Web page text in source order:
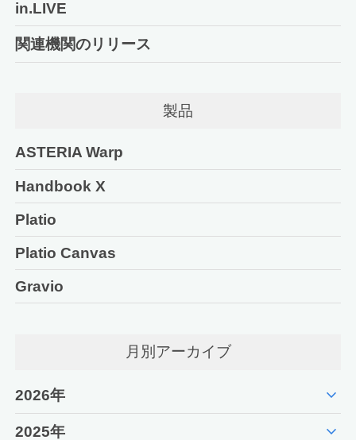
in.LIVE
関連機関のリリース
製品
ASTERIA Warp
Handbook X
Platio
Platio Canvas
Gravio
月別アーカイブ
2026年 expand_more
2025年 expand_more